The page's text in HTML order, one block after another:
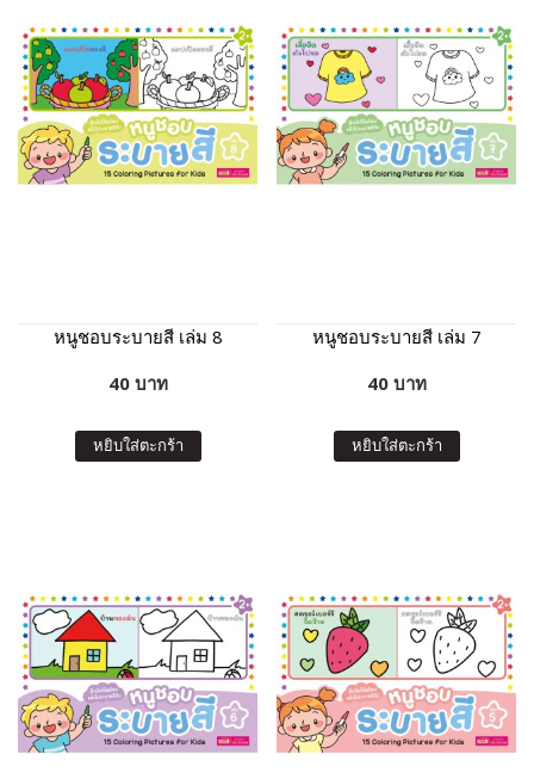
หนูชอบระบายสี เล่ม 8
40 บาท
หยิบใส่ตะกร้า
หนูชอบระบายสี เล่ม 7
40 บาท
หยิบใส่ตะกร้า